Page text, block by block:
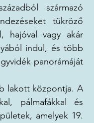
származó
tükröző
hajóval vagy akár
indul, és több
panorámáját
lakott központja. A
pálmafákkal és
amelyek 19.